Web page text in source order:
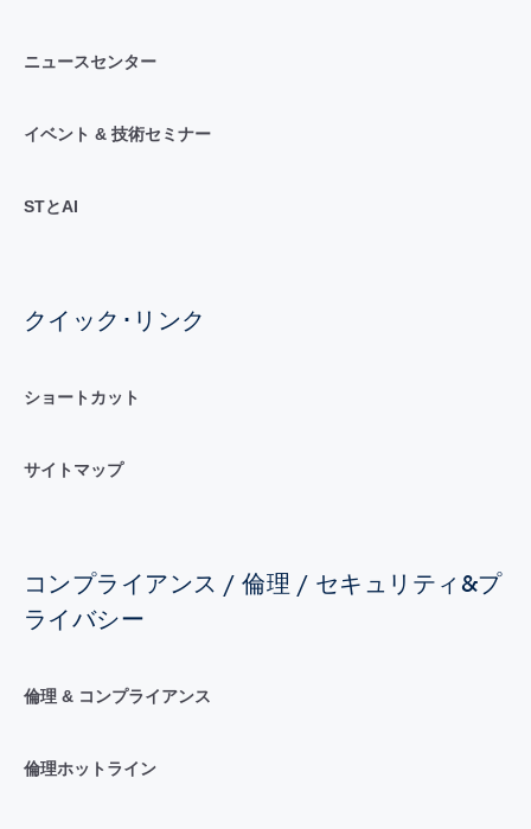
ニュースセンター
イベント & 技術セミナー
STとAI
クイック･リンク
ショートカット
サイトマップ
コンプライアンス / 倫理 / セキュリティ&プ
ライバシー
倫理 & コンプライアンス
倫理ホットライン